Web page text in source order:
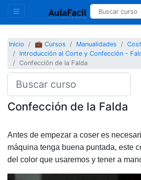
Inicio 💼 Cursos Manualidades
Introducción al Corte y Confección -
Confección de la Falda
Confección de la Falda
Antes de empezar a coser es
máquina tenga buena puntada, este
del color que usaremos y tener a